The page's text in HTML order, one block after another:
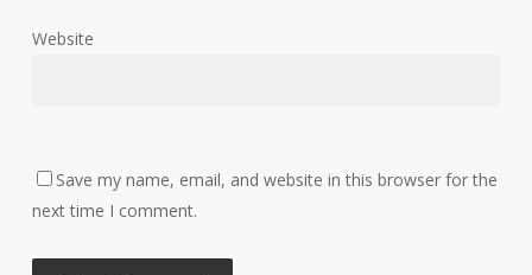
Website
Save my name, email, and website in this browser for the
next time I comment.